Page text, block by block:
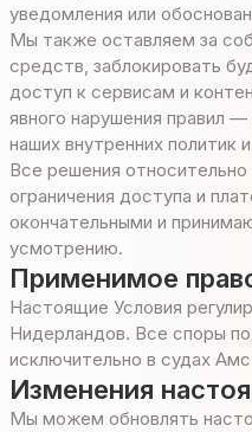
уведомления или
Мы также оставляем за
средств, заблокировать
доступ к сервисам и
явного нарушения правил
наших внутренних политик
Все решения
ограничения доступа и
окончательными и
усмотрению.
Применимое
Настоящие Условия
Нидерландов. Все споры
исключительно в судах
Изменения
Мы можем обновлять